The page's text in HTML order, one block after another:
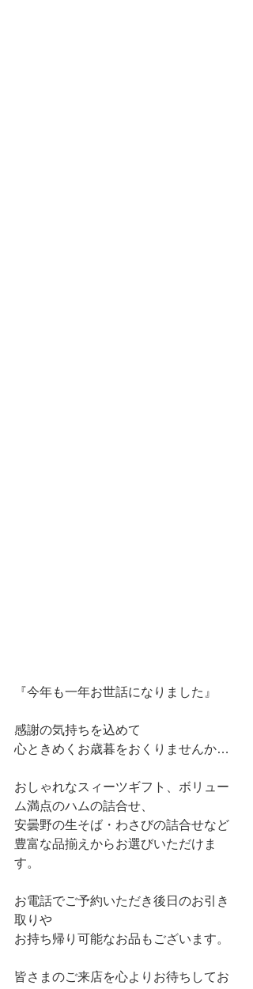
『今年も一年お世話になりました』
感謝の気持ちを込めて
心ときめくお歳暮をおくりませんか…
おしゃれなスィーツギフト、ボリュー
ム満点のハムの詰合せ、
安曇野の生そば・わさびの詰合せなど
豊富な品揃えからお選びいただけま
す。
お電話でご予約いただき後日のお引き
取りや
お持ち帰り可能なお品もございます。
皆さまのご来店を心よりお待ちしてお